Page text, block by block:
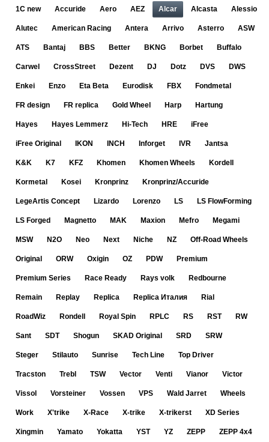
1C new Accuride Aero AEZ Alcar Alcasta Alessio
Alutec American Racing Antera Arrivo Asterro ASW
ATS Bantaj BBS Better BKNG Borbet Buffalo
Carwel CrossStreet Dezent DJ Dotz DVS DWS
Enkei Enzo Eta Beta Eurodisk FBX Fondmetal
FR design FR replica Gold Wheel Harp Hartung
Hayes Hayes Lemmerz Hi-Tech HRE iFree
iFree Original IKON INCH Inforget IVR Jantsa
K&K K7 KFZ Khomen Khomen Wheels Kordell
Kormetal Kosei Kronprinz Kronprinz/Accuride
LegeArtis Concept Lizardo Lorenzo LS LS FlowForming
LS Forged Magnetto MAK Maxion Mefro Megami
MSW N2O Neo Next Niche NZ Off-Road Wheels
Original ORW Oxigin OZ PDW Premium
Premium Series Race Ready Rays volk Redbourne
Remain Replay Replica Replica Италия Rial
RoadWiz Rondell Royal Spin RPLC RS RST RW
Sant SDT Shogun SKAD Original SRD SRW
Steger Stilauto Sunrise Tech Line Top Driver
Tracston Trebl TSW Vector Venti Vianor Victor
Vissol Vorsteiner Vossen VPS Wald Jarret Wheels
Work X'trike X-Race X-trike X-trikerst XD Series
Xingmin Yamato Yokatta YST YZ ZEPP ZEPP 4x4